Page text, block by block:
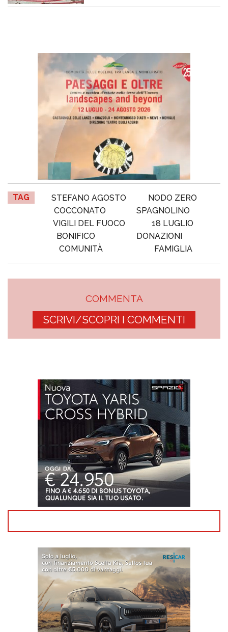
TAG STEFANO AGOSTO
NODO ZERO
COCCONATO
SPAGNOLINO
VIGILI DEL FUOCO
18 LUGLIO
BONIFICO
DONAZIONI
COMUNITÀ
FAMIGLIA
COMMENTA
SCRIVI/SCOPRI I COMMENTI